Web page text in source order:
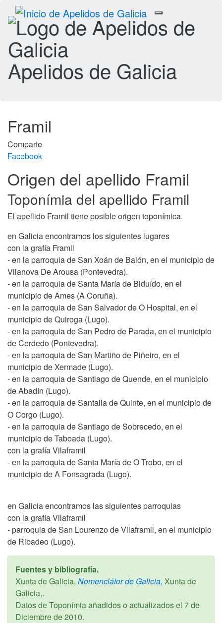
Toggle
navigation
Apelidos de Galicia
Framil
Comparte
Facebook
Origen del apellido Framil
Toponímia del apellido Framil
El apellido Framil tiene posible origen toponímica.
en Galicia encontramos los siguientes lugares
con la grafía Framil
- en la parroquia de San Xoán de Baión, en el municipio de
Vilanova De Arousa (Pontevedra).
- en la parroquia de Santa María de Biduído, en el
municipio de Ames (A Coruña).
- en la parroquia de San Salvador de O Hospital, en el
municipio de Quiroga (Lugo).
- en la parroquia de San Pedro de Parada, en el municipio
de Cerdedo (Pontevedra).
- en la parroquia de San Martiño de Piñeiro, en el
municipio de Xermade (Lugo).
- en la parroquia de Santiago de Quende, en el municipio
de Abadín (Lugo).
- en la parroquia de Santalla de Quinte, en el municipio de
O Corgo (Lugo).
- en la parroquia de Santiago de Sobrecedo, en el
municipio de Taboada (Lugo).
con la grafía Vilaframil
- en la parroquia de Santa María de O Trobo, en el
municipio de A Fonsagrada (Lugo).
en Galicia encontramos las siguientes parroquias
con la grafía Vilaframil
- parroquia de San Lourenzo de Vilaframil, en el municipio
de Ribadeo (Lugo).
Fuentes y bibliografía.
Xunta de Galicia, Nomenclátor de Galicia, Xunta de
Galicia,.
Datos de Toponímia añadidos o actualizados el 7 de
Diciembre de 2010.